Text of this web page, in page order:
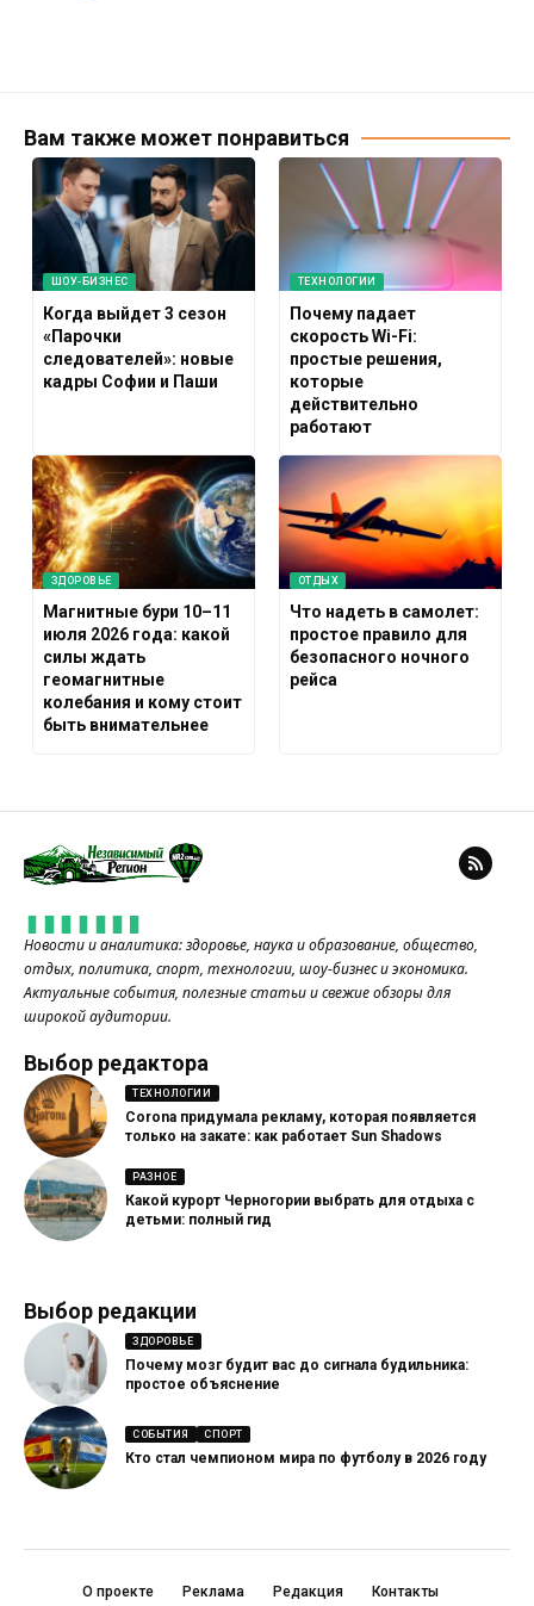
Вам также может понравиться
ШОУ-БИЗНЕС
Когда выйдет 3 сезон
«Парочки
следователей»: новые
кадры Софии и Паши
ТЕХНОЛОГИИ
Почему падает
скорость Wi-Fi:
простые решения,
которые
действительно
работают
ЗДОРОВЬЕ
Магнитные бури 10–11
июля 2026 года: какой
силы ждать
геомагнитные
колебания и кому стоит
быть внимательнее
ОТДЫХ
Что надеть в самолет:
простое правило для
безопасного ночного
рейса
Новости и аналитика: здоровье, наука и образование, общество,
отдых, политика, спорт, технологии, шоу-бизнес и экономика.
Актуальные события, полезные статьи и свежие обзоры для
широкой аудитории.
Выбор редактора
ТЕХНОЛОГИИ
Corona придумала рекламу, которая появляется
только на закате: как работает Sun Shadows
РАЗНОЕ
Какой курорт Черногории выбрать для отдыха с
детьми: полный гид
Выбор редакции
ЗДОРОВЬЕ
Почему мозг будит вас до сигнала будильника:
простое объяснение
СОБЫТИЯ СПОРТ
Кто стал чемпионом мира по футболу в 2026 году
О проекте Реклама Редакция Контакты